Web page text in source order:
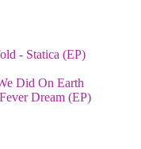
- Statica (EP)
Did On Earth
Dream (EP)